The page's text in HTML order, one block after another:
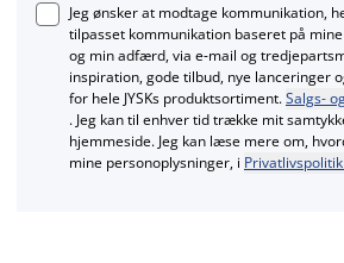
Jeg ønsker at modtage kommunikation,
tilpasset kommunikation baseret på
og min adfærd, via e‑mail og
inspiration, gode tilbud, nye lanceringer
for hele JYSKs produktsortiment.Salgs-
. Jeg kan til enhver tid trække mit
hjemmeside. Jeg kan læse mere om,
mine personoplysninger, i